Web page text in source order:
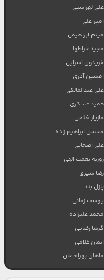
علی لهراسبی
امیر علی
میثم ابراهیمی
مجید خراطها
فریدون آسرایی
افشین آذری
علی عبدالمالکی
حمید عسکری
مازیار فلاحی
محسن ابراهیم زاده
علی اصحابی
روزبه نعمت الهی
رضا شیری
پازل بند
یوسف زمانی
محمد علیزاده
گرشا رضایی
ایمان غلامی
ماهان بهرام خان